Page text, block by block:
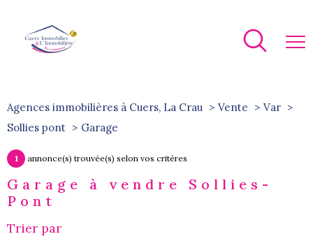
Agences immobilières à Cuers, La Crau Vente
Var
Sollies pont
garage
1 annonce(s) trouvée(s) selon vos critères
Garage à vendre Sollies-
Pont
Trier par